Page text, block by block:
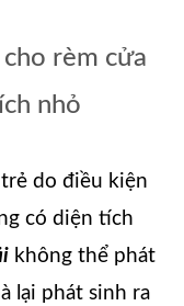
rèm cửa
nhỏ
do điều kiện
có diện tích
không thể phát
lại phát sinh ra